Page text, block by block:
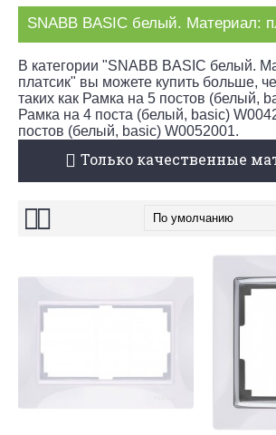
SNABB BASIC белый. Материал:
В категории "SNABB BASIC белый.
платсик" вы можете купить больше,
таких как Рамка на 5 постов (белый,
Рамка на 4 поста (белый, basic)
постов (белый, basic) W0052001.
Только качественные